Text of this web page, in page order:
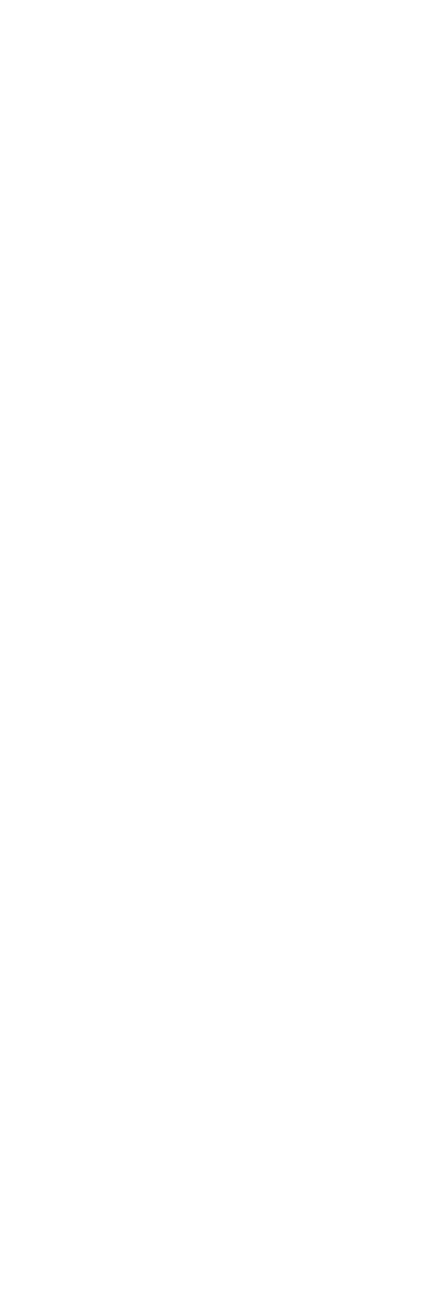
dağınıklığı ve aktivite kutularını düzenli,
koyu renkli ahşabın etkisini dengeliyor.